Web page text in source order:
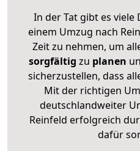
In der Tat gibt es viele
einem Umzug nach
Zeit zu nehmen, um
sorgfältig zu planen
sicherzustellen, dass
Mit der richtigen
deutschlandweiter
Reinfeld erfolgreich
dafür